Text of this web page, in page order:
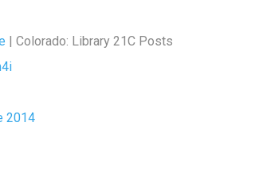
| Colorado: Library 21C Posts
2014